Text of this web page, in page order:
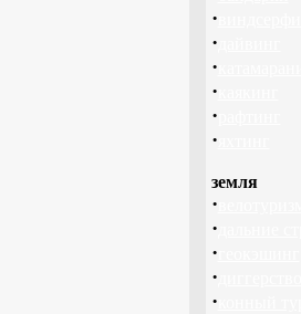
·
·
·
·
·
·
земля
·
·
·
·
·